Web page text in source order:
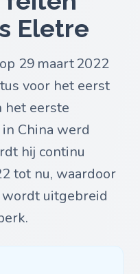
Eletre
29 maart 2022
voor het eerst
het eerste
China werd
hij continu
tot nu, waardoor
uitgebreid